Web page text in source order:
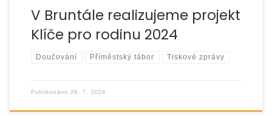
V Bruntále realizujeme projekt
Klíče pro rodinu 2024
Doučování Příměstský tábor Tiskové zprávy
Publikováno 29. 7. 2024